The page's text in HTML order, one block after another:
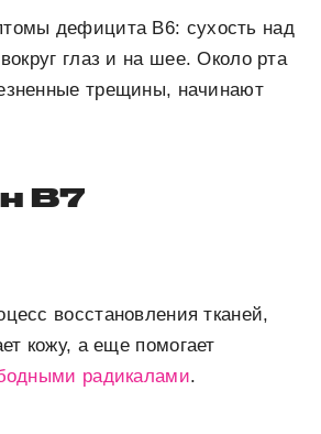
дефицита В6: сухость над
глаз и на шее. Около рта
трещины, начинают
В7
восстановления тканей,
кожу, а еще помогает
радикалами.